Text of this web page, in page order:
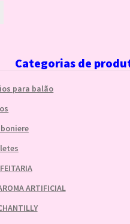
Categorias de
para balão
ARTIFICIAL